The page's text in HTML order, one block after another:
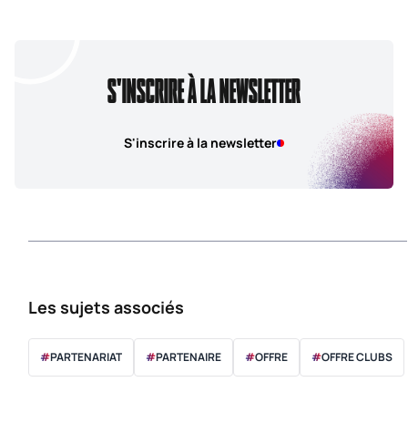
S'INSCRIRE À LA NEWSLETTER
S'inscrire à la newsletter
Les sujets associés
#PARTENARIAT #PARTENAIRE #OFFRE #OFFRE CLUBS